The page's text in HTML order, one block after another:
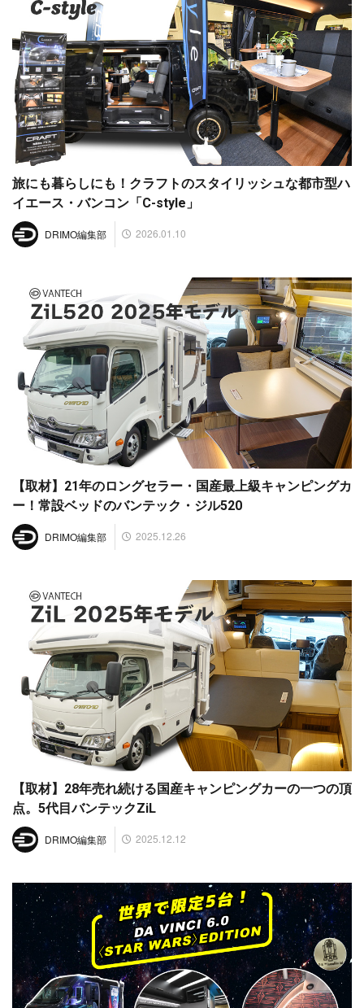
旅にも暮らしにも！クラフトのスタイリッシュな都市型ハ
イエース・バンコン「C-style」
DRIMO編集部 2026.01.10
【取材】21年のロングセラー・国産最上級キャンピングカ
ー！常設ベッドのバンテック・ジル520
DRIMO編集部 2025.12.26
【取材】28年売れ続ける国産キャンピングカーの一つの頂
点。5代目バンテックZiL
DRIMO編集部 2025.12.12